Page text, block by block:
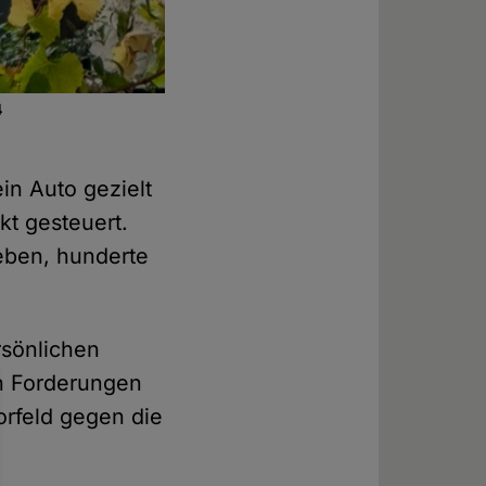
Auto gezielt
gesteuert.
hunderte
Forderungen
gegen die